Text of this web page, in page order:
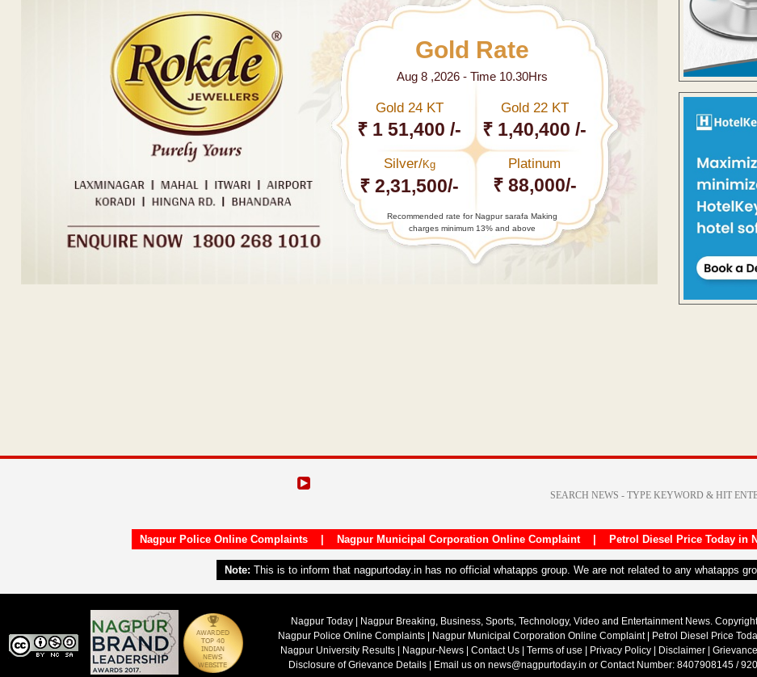
Gold Rate
Aug 8 ,2026 - Time 10.30Hrs
Gold 24 KT
₹ 1 51,400 /-
Gold 22 KT
₹ 1,40,400 /-
Silver/Kg
₹ 2,31,500/-
Platinum
₹ 88,000/-
Recommended rate for Nagpur sarafa Making
charges minimum 13% and above
Nagpur Police Online Complaints| Nagpur Municipal Corporation Online Complaint| Petrol Diesel Price Today in
Note: This is to inform that nagpurtoday.in has no official whatapps group. We are not related to any whatapps
Nagpur Today | Nagpur Breaking, Business, Sports, Technology, Video and Entertainment News.
Nagpur Police Online Complaints| Nagpur Municipal Corporation Online Complaint|
Petrol Diesel Price
Nagpur University Results
Nagpur-News Contact Us Terms of use Privacy Policy Disclaimer
Disclosure of Grievance Details | Email us on news@nagpurtoday.in or Contact Number: 8407908145 /